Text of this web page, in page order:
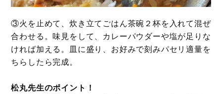
③火を止めて、炊き立てごはん茶碗２杯を入れて混ぜ
合わせる。味見をして、カレーパウダーや塩が足りな
ければ加える。皿に盛り、お好みで刻みパセリ適量を
ちらしたら完成。
松丸先生のポイント！